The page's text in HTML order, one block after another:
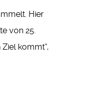
Hier
von 25.
kommt“,